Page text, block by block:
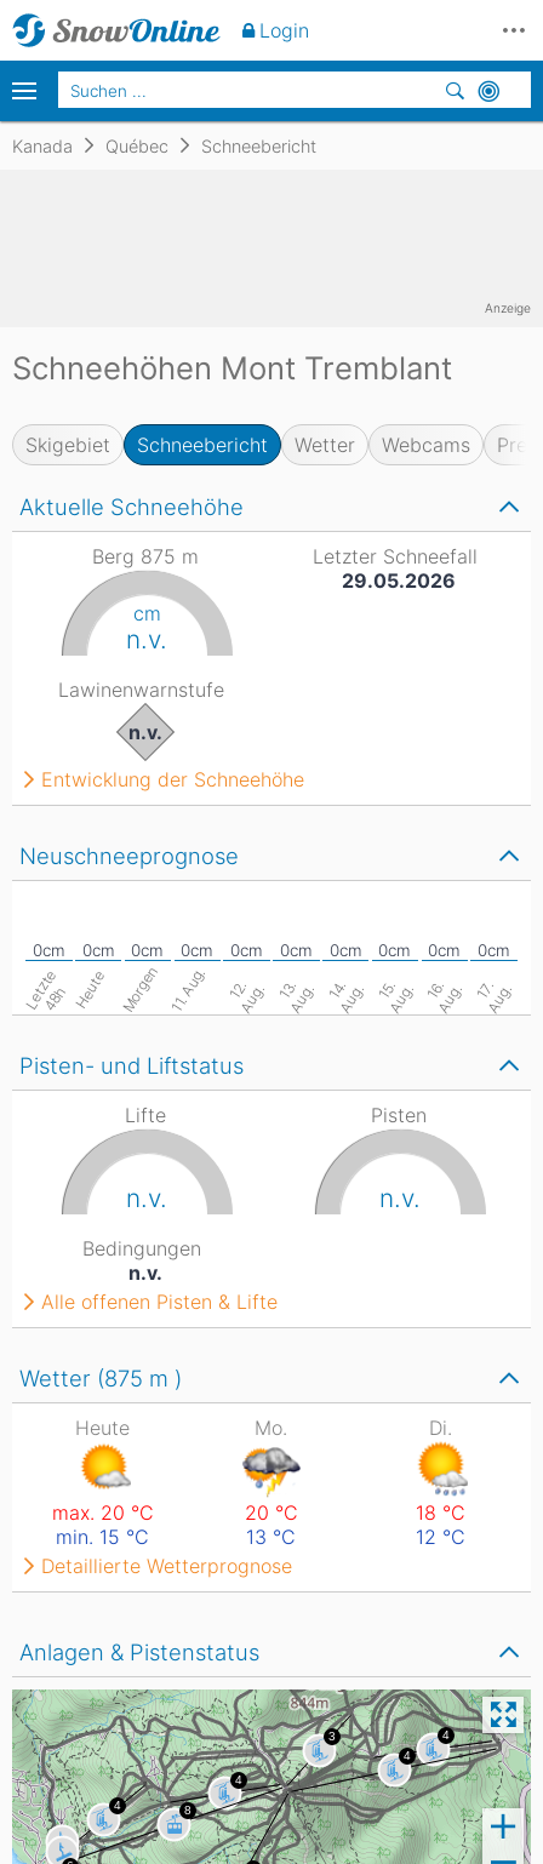
Kanada Québec Schneebericht
Schneehöhen Mont Tremblant
Skigebiet Schneebericht Wetter Webcams
Aktuelle Schneehöhe
Berg 875 m
cm
n.v.
Letzter Schneefall
29.05.2026
Lawinenwarnstufe
n.v.
Entwicklung der Schneehöhe
Neuschneeprognose
L
e
t
z
t
e
4
8
h Heute Morgen 11. Aug. 12
.
A
u
g. 13
.
A
u
g. 14
.
A
u
g. 15
.
A
u
g. 16
.
A
u
g. 17
.
A
u
g.
Pisten- und Liftstatus
Lifte
n.v.
Pisten
n.v.
Bedingungen
n.v.
Alle offenen Pisten & Lifte
Wetter (875 m )
Heute
max. 20 °C
min. 15 °C
Mo.
20 °C
13 °C
Di.
18 °C
12 °C
Detaillierte Wetterprognose
Anlagen & Pistenstatus
Anzeige
Login